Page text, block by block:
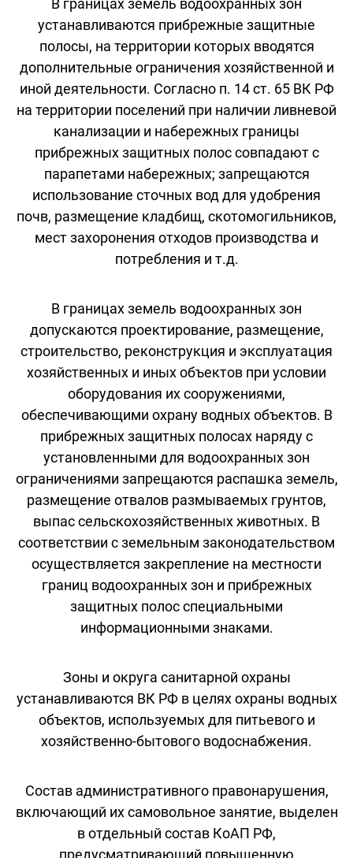
В границах земель водоохранных зон
устанавливаются прибрежные защитные
полосы, на территории которых вводятся
дополнительные ограничения хозяйственной и
иной деятельности. Согласно п. 14 ст. 65 ВК РФ
на территории поселений при наличии ливневой
канализации и набережных границы
прибрежных защитных полос совпадают с
парапетами набережных; запрещаются
использование сточных вод для удобрения
почв, размещение кладбищ, скотомогильников,
мест захоронения отходов производства и
потребления и т.д.
В границах земель водоохранных зон
допускаются проектирование, размещение,
строительство, реконструкция и эксплуатация
хозяйственных и иных объектов при условии
оборудования их сооружениями,
обеспечивающими охрану водных объектов. В
прибрежных защитных полосах наряду с
установленными для водоохранных зон
ограничениями запрещаются распашка земель,
размещение отвалов размываемых грунтов,
выпас сельскохозяйственных животных. В
соответствии с земельным законодательством
осуществляется закрепление на местности
границ водоохранных зон и прибрежных
защитных полос специальными
информационными знаками.
Зоны и округа санитарной охраны
устанавливаются ВК РФ в целях охраны водных
объектов, используемых для питьевого и
хозяйственно-бытового водоснабжения.
Состав административного правонарушения,
включающий их самовольное занятие, выделен
в отдельный состав КоАП РФ,
предусматривающий повышенную